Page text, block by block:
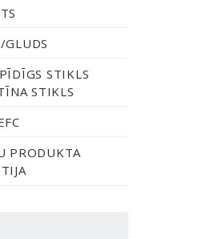
GLUDS
STIKLS
STIKLS
PRODUKTA